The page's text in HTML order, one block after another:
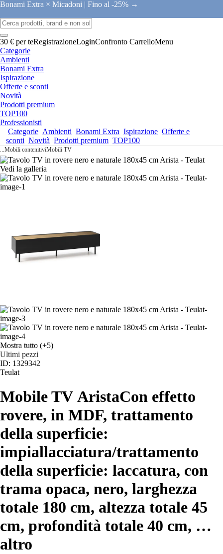
Bonami Extra × Micadoni | Fino al -25% →
30 € per teRegistrazioneLoginConfronto CarrelloMenu
Categorie
Ambienti
Bonami Extra
Ispirazione
Offerte e sconti
Novità
Prodotti premium
TOP100
Professionisti
Categorie Ambienti Bonami Extra Ispirazione Offerte e
sconti Novità Prodotti premium TOP100
...Mobili contenitiviMobili TV
Vedi la galleria
Mostra tutto (+5)
Ultimi pezzi
ID: 1329342
Teulat
Mobile TV AristaCon effetto
rovere, in MDF, trattamento
della superficie:
impiallacciatura/trattamento
della superficie: laccatura, con
trama opaca, nero, larghezza
totale 180 cm, altezza totale 45
cm, profondità totale 40 cm, …
altro